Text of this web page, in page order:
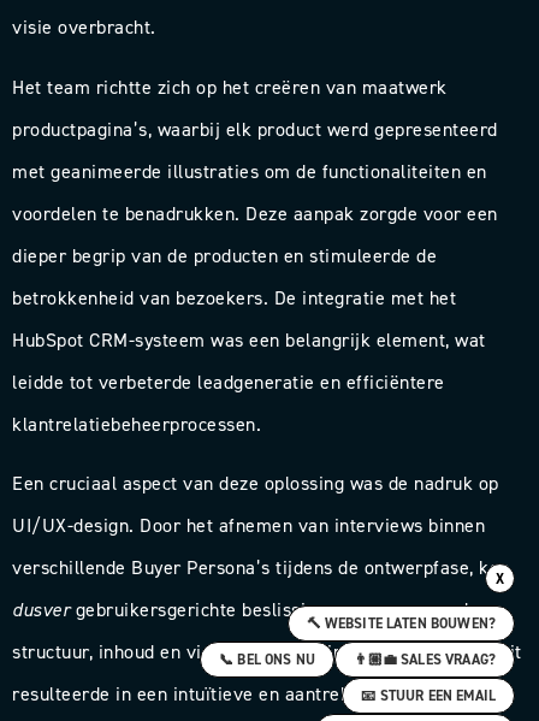
visie overbracht.
Het team richtte zich op het creëren van maatwerk
productpagina’s, waarbij elk product werd gepresenteerd
met geanimeerde illustraties om de functionaliteiten en
voordelen te benadrukken. Deze aanpak zorgde voor een
dieper begrip van de producten en stimuleerde de
betrokkenheid van bezoekers. De integratie met het
HubSpot CRM-systeem was een belangrijk element, wat
leidde tot verbeterde leadgeneratie en efficiëntere
klantrelatiebeheerprocessen.
Een cruciaal aspect van deze oplossing was de nadruk op
UI/UX-design. Door het afnemen van interviews binnen
verschillende Buyer Persona’s tijdens de ontwerpfase, kon
dusvergebruikersgerichte beslissingen nemen over de
structuur, inhoud en visuele vormgeving van de website. Dit
resulteerde in een intuïtieve en aantrekkelijke
X
🔨 WEBSITE LATEN BOUWEN?
📞 BEL ONS NU
👨🏼‍💼 SALES VRAAG?
📧 STUUR EEN EMAIL